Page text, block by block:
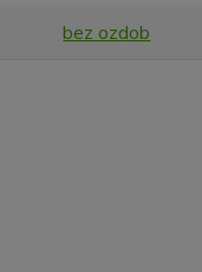
bez ozdob